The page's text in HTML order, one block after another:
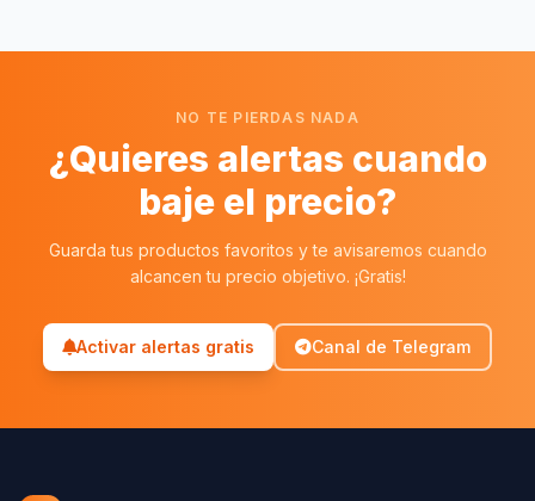
NO TE PIERDAS NADA
¿Quieres alertas cuando
baje el precio?
Guarda tus productos favoritos y te avisaremos cuando
alcancen tu precio objetivo. ¡Gratis!
Activar alertas gratis Canal de Telegram